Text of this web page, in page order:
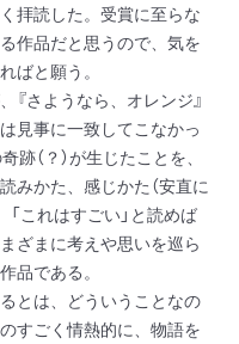
拝読した。受賞に至らな
作品だと思うので、気を
ばと願う。
さようなら、オレンジ』
見事に一致してこなかっ
（？）が生じたことを、
みかた、感じかた（安直に
「これはすごい」と読めば
ざまに考えや思いを巡ら
品である。
とは、どういうことなの
すごく情熱的に、物語を